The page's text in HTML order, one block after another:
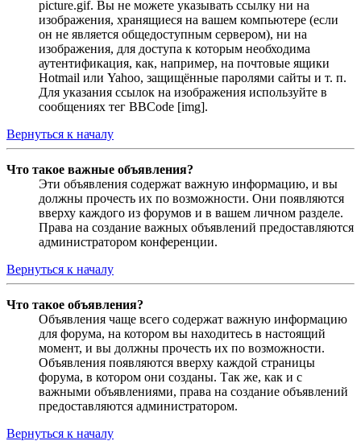
picture.gif. Вы не можете указывать ссылку ни на
изображения, хранящиеся на вашем компьютере (если
он не является общедоступным сервером), ни на
изображения, для доступа к которым необходима
аутентификация, как, например, на почтовые ящики
Hotmail или Yahoo, защищённые паролями сайты и т. п.
Для указания ссылок на изображения используйте в
сообщениях тег BBCode [img].
Вернуться к началу
Что такое важные объявления?
Эти объявления содержат важную информацию, и вы
должны прочесть их по возможности. Они появляются
вверху каждого из форумов и в вашем личном разделе.
Права на создание важных объявлений предоставляются
администратором конференции.
Вернуться к началу
Что такое объявления?
Объявления чаще всего содержат важную информацию
для форума, на котором вы находитесь в настоящий
момент, и вы должны прочесть их по возможности.
Объявления появляются вверху каждой страницы
форума, в котором они созданы. Так же, как и с
важными объявлениями, права на создание объявлений
предоставляются администратором.
Вернуться к началу